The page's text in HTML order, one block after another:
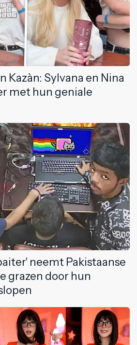
Kazàn: Sylvana en Nina
met hun geniale
neemt Pakistaanse
grazen door hun